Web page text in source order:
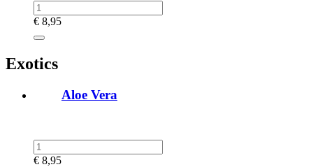
€ 8,95
Exotics
Aloe Vera
€ 8,95